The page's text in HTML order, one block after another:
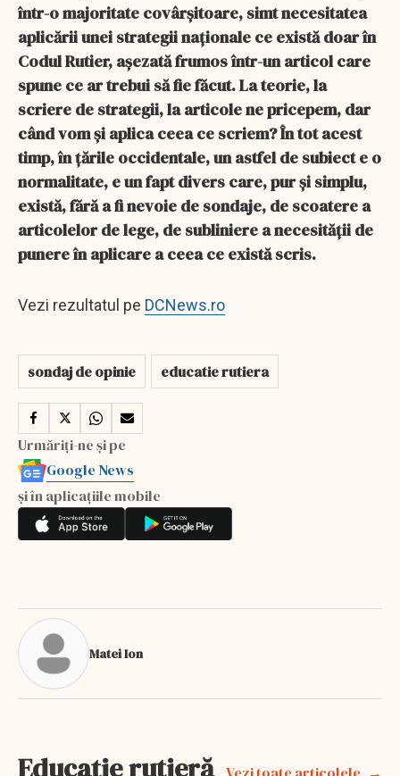
într-o majoritate covârșitoare, simt necesitatea
aplicării unei strategii naționale ce există doar în
Codul Rutier, așezată frumos într-un articol care
spune ce ar trebui să fie făcut. La teorie, la
scriere de strategii, la articole ne pricepem, dar
când vom și aplica ceea ce scriem? În tot acest
timp, în țările occidentale, un astfel de subiect e o
normalitate, e un fapt divers care, pur și simplu,
există, fără a fi nevoie de sondaje, de scoatere a
articolelor de lege, de subliniere a necesității de
punere în aplicare a ceea ce există scris.
Vezi rezultatul pe DCNews.ro
sondaj de opinie educatie rutiera
Urmăriți-ne și pe
Google News
și în aplicațiile mobile
Matei Ion
Educație rutieră Vezi toate articolele